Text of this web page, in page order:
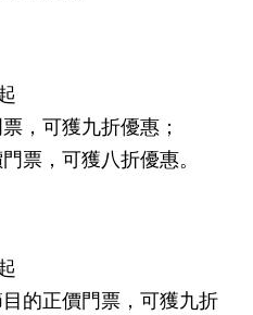
，可獲九折優惠；
票，可獲八折優惠。
的正價門票，可獲九折